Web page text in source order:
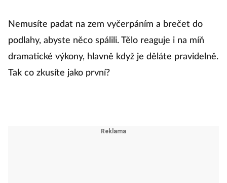
Nemusíte padat na zem vyčerpáním a brečet do
podlahy, abyste něco spálili. Tělo reaguje i na míň
dramatické výkony, hlavně když je děláte pravidelně.
Tak co zkusíte jako první?